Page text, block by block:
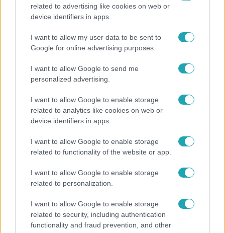
related to advertising like cookies on web or
device identifiers in apps.
I want to allow my user data to be sent to
Google for online advertising purposes.
I want to allow Google to send me
personalized advertising.
I want to allow Google to enable storage
related to analytics like cookies on web or
device identifiers in apps.
I want to allow Google to enable storage
related to functionality of the website or app.
I want to allow Google to enable storage
related to personalization.
I want to allow Google to enable storage
related to security, including authentication
functionality and fraud prevention, and other
által vártnál nagyobb hőség?
vallomást tett Nyári Dia a kislánya műtétjéről